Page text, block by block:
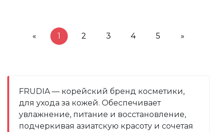
« 1 2 3 4 5 »
FRUDIA — корейский бренд косметики,
для ухода за кожей. Обеспечивает
увлажнение, питание и восстановление,
подчеркивая азиатскую красоту и сочетая